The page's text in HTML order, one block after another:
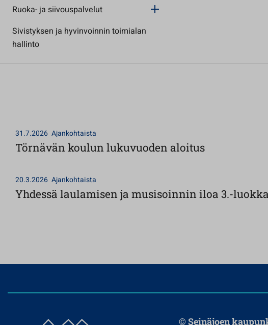
Ruoka- ja siivouspalvelut
Sivistyksen ja hyvinvoinnin toimialan
hallinto
31.7.2026 Ajankohtaista
Törnävän koulun lukuvuoden aloitus
20.3.2026 Ajankohtaista
Yhdessä laulamisen ja musisoinnin iloa 3.-
© Seinäjoen